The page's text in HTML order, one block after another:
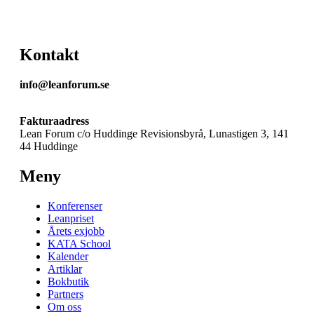
Kontakt
info@leanforum.se
Fakturaadress
Lean Forum c/o Huddinge Revisionsbyrå, Lunastigen 3, 141
44 Huddinge
Meny
Konferenser
Leanpriset
Årets exjobb
KATA School
Kalender
Artiklar
Bokbutik
Partners
Om oss